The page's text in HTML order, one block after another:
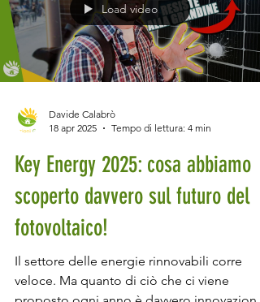
senza gas. Sì, certo. Buona fortuna. Ma sai
una cosa? S
Load video
Davide Calabrò
18 apr 2025
Tempo di lettura: 4 min
Key Energy 2025: cosa abbiamo
scoperto davvero sul futuro del
fotovoltaico!
Il settore delle energie rinnovabili corre
veloce. Ma quanto di ciò che ci viene